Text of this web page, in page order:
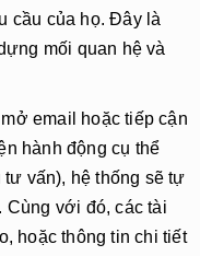
cầu của họ. Đây là
mối quan hệ và
email hoặc tiếp cận
hành động cụ thể
vấn), hệ thống sẽ tự
với đó, các tài
hoặc thông tin chi tiết